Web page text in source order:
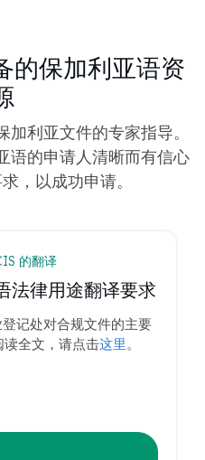
的保加利亚语资
利亚文件的专家指导。
语的申请人清晰而有信心
，以成功申请。
的翻译
法律用途翻译要求
记处对合规文件的主要
全文，请点击这里 。